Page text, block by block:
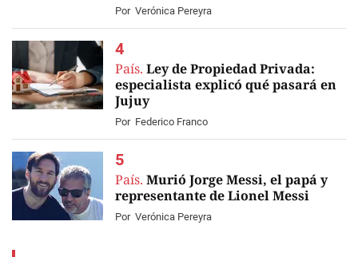
Por Verónica Pereyra
País. Ley de Propiedad Privada:
especialista explicó qué pasará en
Jujuy
Por Federico Franco
País. Murió Jorge Messi, el papá y
representante de Lionel Messi
Por Verónica Pereyra